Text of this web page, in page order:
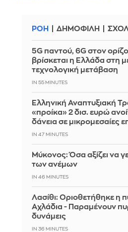
ΡΟΗ ΔΗΜΟΦΙΛΗ
5G παντού, 6G στον
βρίσκεται η Ελλάδα στη
τεχνολογική μετάβαση
IN 55 MINUTES
Ελληνική Αναπτυξιακή
«προίκα» 2 δισ. ευρώ
δάνεια σε μικρομεσαίες
IN 47 MINUTES
Μύκονος: Όσα αξίζει να
των ανέμων
IN 46 MINUTES
Λασίθι: Οριοθετήθηκε η
Αχλάδια - Παραμένουν
δυνάμεις
IN 36 MINUTES